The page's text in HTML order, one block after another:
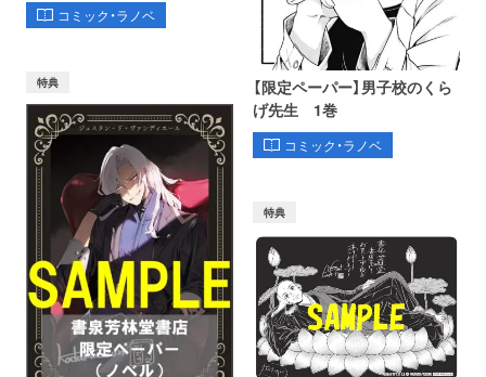
コミック・ラノベ
【限定ペーパー】男子校のくら
げ先生 1巻
コミック・ラノベ
特典
特典